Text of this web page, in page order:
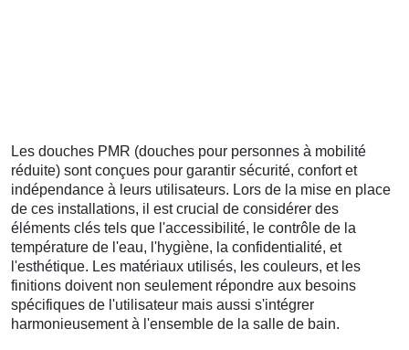
Les douches PMR (douches pour personnes à mobilité
réduite) sont conçues pour garantir sécurité, confort et
indépendance à leurs utilisateurs. Lors de la mise en place
de ces installations, il est crucial de considérer des
éléments clés tels que l'accessibilité, le contrôle de la
température de l'eau, l'hygiène, la confidentialité, et
l'esthétique. Les matériaux utilisés, les couleurs, et les
finitions doivent non seulement répondre aux besoins
spécifiques de l'utilisateur mais aussi s'intégrer
harmonieusement à l'ensemble de la salle de bain.